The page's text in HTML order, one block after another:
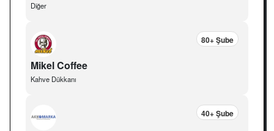
Diğer
Mikel Coffee
Kahve Dükkanı
80+ Şube
40+ Şube